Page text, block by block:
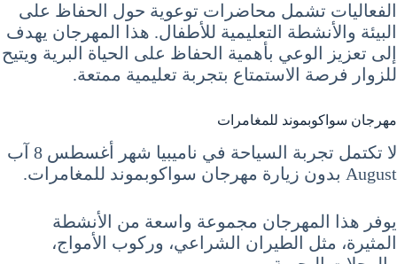
الفعاليات تشمل محاضرات توعوية حول الحفاظ على
البيئة والأنشطة التعليمية للأطفال. هذا المهرجان يهدف
إلى تعزيز الوعي بأهمية الحفاظ على الحياة البرية ويتيح
للزوار فرصة الاستمتاع بتجربة تعليمية ممتعة.
مهرجان سواكوبموند للمغامرات
لا تكتمل تجربة السياحة في ناميبيا شهر أغسطس 8 آب
August بدون زيارة مهرجان سواكوبموند للمغامرات.
يوفر هذا المهرجان مجموعة واسعة من الأنشطة
المثيرة، مثل الطيران الشراعي، وركوب الأمواج،